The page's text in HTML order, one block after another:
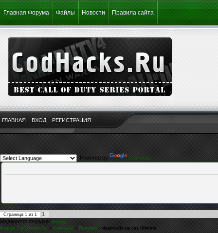
Главная Форума Файлы Новости Правила сайта
ГЛАВНАЯ ВХОД РЕГИСТРАЦИЯ
Powered by Translate
Страница 1 из 1
1
Модератор форума:iEnjoy
Форум CoDHacks.Ru » Финансы » Покупка » deadcode на css lifetime